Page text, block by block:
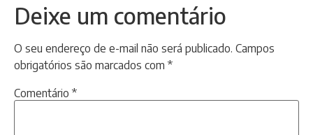
Deixe um comentário
O seu endereço de e-mail não será publicado. Campos
obrigatórios são marcados com *
Comentário *